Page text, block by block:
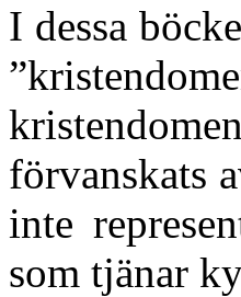
I dessa
förvanskats
inte
som tjänar